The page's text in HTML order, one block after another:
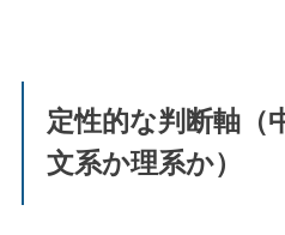
定性的な判断軸（
文系か理系か）